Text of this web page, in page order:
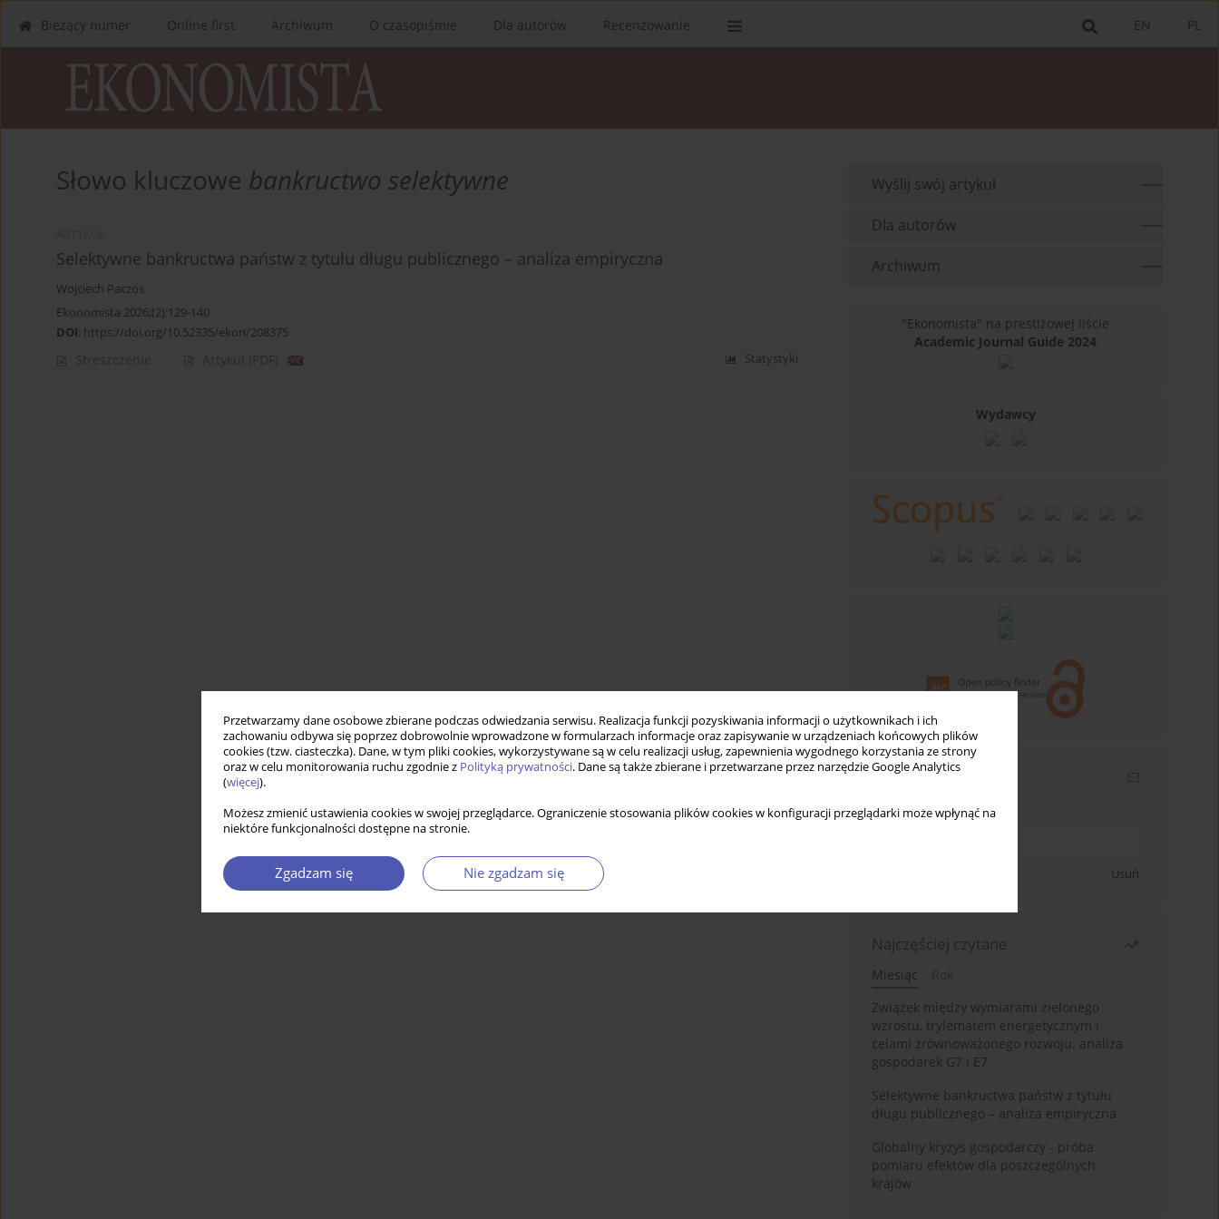
Przetwarzamy dane osobowe zbierane podczas odwiedzania serwisu. Realizacja funkcji pozyskiwania informacji o użytkownikach i ich
zachowaniu odbywa się poprzez dobrowolnie wprowadzone w formularzach informacje oraz zapisywanie w urządzeniach końcowych plików
cookies (tzw. ciasteczka). Dane, w tym pliki cookies, wykorzystywane są w celu realizacji usług, zapewnienia wygodnego korzystania ze strony
oraz w celu monitorowania ruchu zgodnie z Polityką prywatności. Dane są także zbierane i przetwarzane przez narzędzie Google Analytics
(więcej).
Możesz zmienić ustawienia cookies w swojej przeglądarce. Ograniczenie stosowania plików cookies w konfiguracji przeglądarki może wpłynąć na
niektóre funkcjonalności dostępne na stronie.
Zgadzam się Nie zgadzam się
PL
EN
Bieżący numer Online first Archiwum O czasopiśmie Dla autorów Recenzowanie
Słowo kluczowe bankructwo selektywne
Selektywne bankructwa państw z tytułu długu publicznego – analiza empiryczna
Wojciech Paczos
Ekonomista 2026;(2):129-140
DOI: https://doi.org/10.52335/ekon/208375
Streszczenie Artykuł (PDF) Statystyki
Wyślij swój artykuł
Dla autorów
Archiwum
"Ekonomista" na prestiżowej liście
Academic Journal Guide 2024
Wydawcy
Newsletter
Wpisz swój adres email
Usuń
Najczęściej czytane
Miesiąc
Związek między wymiarami zielonego
wzrostu, trylematem energetycznym i
celami zrównoważonego rozwoju: analiza
gospodarek G7 i E7
Selektywne bankructwa państw z tytułu
długu publicznego – analiza empiryczna
Globalny kryzys gospodarczy - próba
pomiaru efektów dla poszczególnych
krajów